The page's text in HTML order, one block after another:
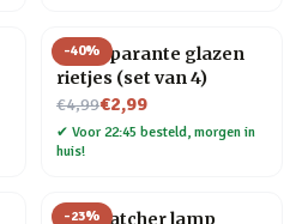
-40%
Transparante glazen
rietjes (set van 4)
€4,99
Nu voor€2,99
✔ Voor 22:45 besteld, morgen in
huis!
-23%
Star Catcher lamp